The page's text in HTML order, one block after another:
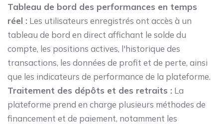
Tableau de bord des performances en temps
réel : Les utilisateurs enregistrés ont accès à un
tableau de bord en direct affichant le solde du
compte, les positions actives, l'historique des
transactions, les données de profit et de perte, ainsi
que les indicateurs de performance de la plateforme.
Traitement des dépôts et des retraits : La
plateforme prend en charge plusieurs méthodes de
financement et de paiement, notamment les